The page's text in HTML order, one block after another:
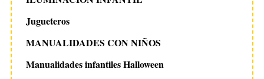
Jugueteros
MANUALIDADES CON NIÑOS
Manualidades infantiles Halloween